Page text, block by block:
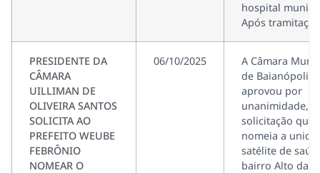
hospital
Após
PRESIDENTE DA
CÂMARA
UILLIMAN DE
OLIVEIRA SANTOS
SOLICITA AO
PREFEITO WEUBE
FEBRÔNIO
NOMEAR O
06/10/2025
A Câmara
de Baianópolis
aprovou por
unanimidade, a
solicitação que
nomeia a
satélite de
bairro Alto da